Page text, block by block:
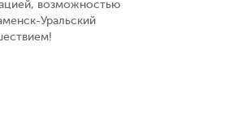
возможностью
Уральский